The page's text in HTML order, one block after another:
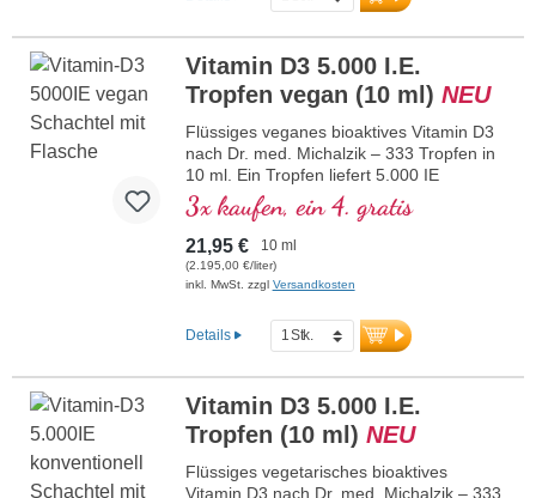
Bioverfügbarkeit. Diese optimale
normalen Muskelfunktion sowie zur
normalen Funktion des Immunsystems
bei. Hergestellt in Deutschland ohne
Gentechnik in eigener kontrollierter, seit
25 Jahren bestehender Produktion,
vegetarisch ohne Zusätze und
laborgeprüft. Von Ärzten entwickelt.
mehr Informationen zu Vitamin D3 +
K2
Vitamin D3 5.000 I.E.
Tropfen vegan (10 ml) NEU
Flüssiges veganes bioaktives Vitamin D3
nach Dr. med. Michalzik – 333 Tropfen in
10 ml. Ein Tropfen liefert 5.000 IE
veganes Vitamin D3. Höchste
Premiumqualität aus hochwertigen
kontrollierten Flechten (nicht aus Algen!)
rein pflanzlich 100% vegan. Gelöst in
schützendem, pestizidfrei angebautem
Bioverfügbarkeit. Diese optimale
Kombination unterstützt den Erhalt
normalen Funktion des Immunsystems
bei. Hergestellt in Deutschland ohne
Gentechnik in eigener kontrollierter, seit
25 Jahren bestehender Produktion,
3x kaufen, ein 4. gratis
21,95 € 10 ml
(2.195,00 €/liter)
inkl. MwSt. zzgl Versandkosten
Details
Vitamin D3 5.000 I.E.
Tropfen (10 ml) NEU
Flüssiges vegetarisches bioaktives
Vitamin D3 nach Dr. med. Michalzik – 333